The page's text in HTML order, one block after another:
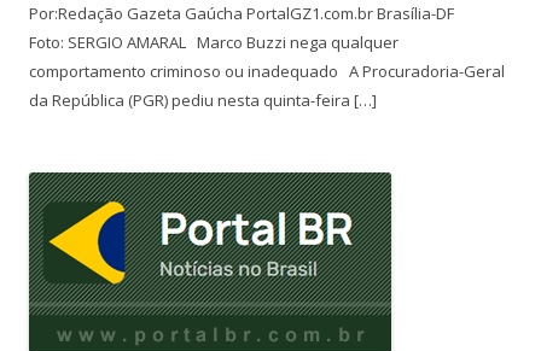
Por:Redação Gazeta Gaúcha PortalGZ1.com.br Brasília-DF
Foto: SERGIO AMARAL Marco Buzzi nega qualquer
comportamento criminoso ou inadequado A Procuradoria-Geral
da República (PGR) pediu nesta quinta-feira […]